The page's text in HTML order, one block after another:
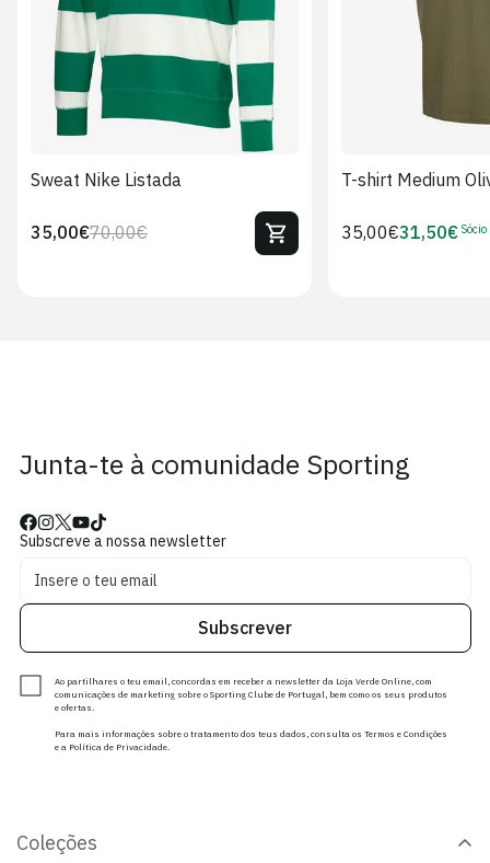
Sweat Nike Listada
Preço
70,00€Preço
35,00€
T-shirt Medium
Preço
35,00€Preço
31,50€ Sócio
Junta-te à comunidade Sporting
Subscreve a nossa newsletter
Subscrever
Ao partilhares o teu email, concordas em receber a newsletter da Loja Verde Online, com
comunicações de marketing sobre o Sporting Clube de Portugal, bem como os seus produtos
e ofertas.
Para mais informações sobre o tratamento dos teus dados, consulta os Termos e Condições
e a Política de Privacidade.
Coleções